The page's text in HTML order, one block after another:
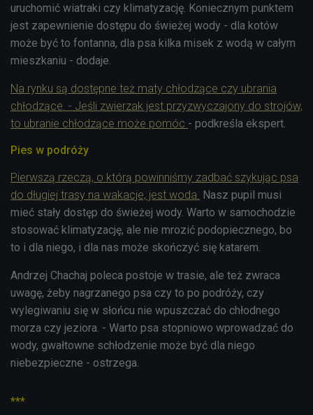
uruchomić wiatraki czy klimatyzację. Koniecznym punktem
jest zapewnienie dostępu do świeżej wody - dla kotów
może być to fontanna, dla psa kilka misek z wodą w całym
mieszkaniu - dodaje.
Na rynku są dostępne też maty chłodzące czy ubrania
chłodzące. - Jeśli zwierzak jest przyzwyczajony do strojów,
to ubranie chłodzące może pomóc - podkreśla ekspert.
Pies w podróży
Pierwszą rzeczą, o którą powinniśmy zadbać szykując psa
do długiej trasy na wakacje, jest woda. Nasz pupil musi
mieć stały dostęp do świeżej wody. Warto w samochodzie
stosować klimatyzację, ale nie mrozić podopiecznego, bo
to i dla niego, i dla nas może skończyć się katarem.
Andrzej Chachaj poleca postoje w trasie, ale też zwraca
uwagę, żeby nagrzanego psa czy to po podróży, czy
wylegiwaniu się w słońcu nie wpuszczać do chłodnego
morza czy jeziora. - Warto psa stopniowo wprowadzać do
wody, gwałtowne schłodzenie może być dla niego
niebezpieczne - ostrzega.
***